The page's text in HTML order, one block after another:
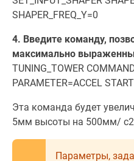
SHAPER_FREQ_Y=0
4. Введите команду,
максимально
TUNING_TOWER
PARAMETER=ACCEL
Эта команда будет
5мм высоты на 500мм/
Параметры,